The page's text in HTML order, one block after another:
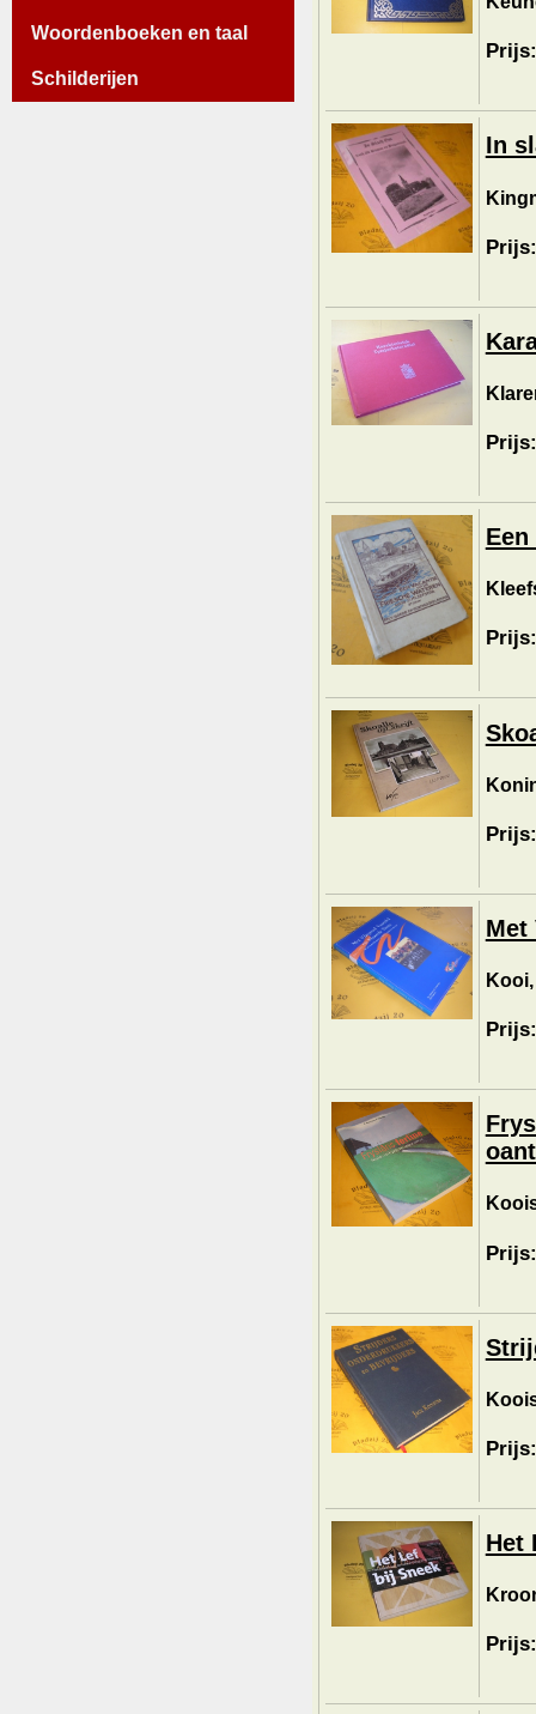
Woordenboeken en taal
Schilderijen
In
Met
Het